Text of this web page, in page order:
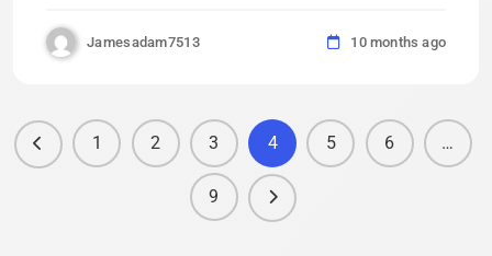
Jamesadam7513 10 months ago
1 2 3 4 5 6 …
9